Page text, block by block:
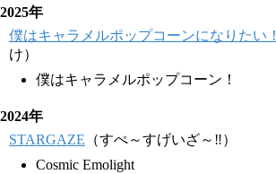
2025年
僕はキャラメルポップコーンになりたい！
け）
僕はキャラメルポップコーン！
2024年
STARGAZE （すぺ～すげいざ～‼）
Cosmic Emolight